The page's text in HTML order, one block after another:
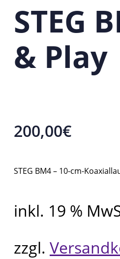
STEG
& Play
200,00€
STEG BM4 – 10-cm-
inkl. 19 %
zzgl.